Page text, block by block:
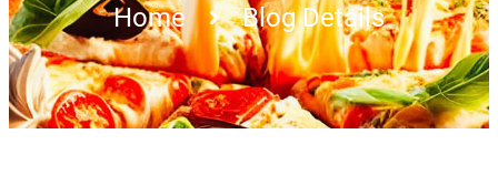
Home Blog Details